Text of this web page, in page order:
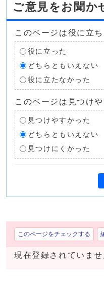
ご意見をお聞か
このページは役に立
役に立った
どちらともいえない
役に立たなかった
このページは見つけ
見つけやすかった
どちらともいえない
見つけにくかった
このページをチェックする
現在登録されていませ